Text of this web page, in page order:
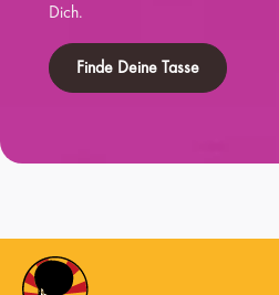
Dich.
Finde Deine Tasse